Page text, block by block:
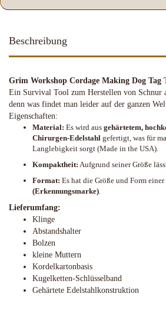
Beschreibung
Grim Workshop Cordage Making Dog Tag
Ein Survival Tool zum Herstellen von Schnur
denn was findet man leider auf der ganzen
Eigenschaften:
Material: Es wird aus gehärtetem,
Chirurgen-Edelstahl gefertigt, was für
Langlebigkeit sorgt (Made in the USA).
Kompaktheit: Aufgrund seiner Größe
Format: Es hat die Größe und Form einer
(Erkennungsmarke).
Lieferumfang:
Klinge
Abstandshalter
Bolzen
kleine Muttern
Kordelkartonbasis
Kugelketten-Schlüsselband
Gehärtete Edelstahlkonstruktion